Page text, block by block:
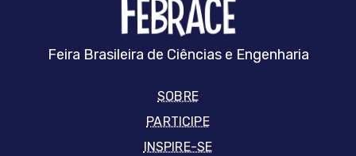
Feira Brasileira de Ciências e Engenharia
SOBRE
PARTICIPE
INSPIRE-SE